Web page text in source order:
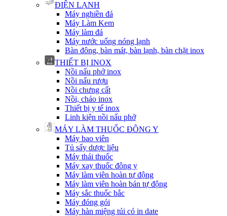
ĐIỆN LẠNH
Máy nghiền đá
Máy Làm Kem
Máy làm đá
Máy nước uống nóng lạnh
Bàn đông, bàn mát, bàn lạnh, bàn chặt inox
THIẾT BỊ INOX
Nồi nấu phở inox
Nồi nấu rượu
Nồi chưng cất
Nồi, chảo inox
Thiết bị y tế inox
Linh kiện nồi nấu phở
MÁY LÀM THUỐC ĐÔNG Y
Máy bao viên
Tủ sấy dược liệu
Máy thái thuốc
Máy xay thuốc đông y
Máy làm viên hoàn tự động
Máy làm viên hoàn bán tự động
Máy sắc thuốc bắc
Máy đóng gói
Máy hàn miệng túi có in date